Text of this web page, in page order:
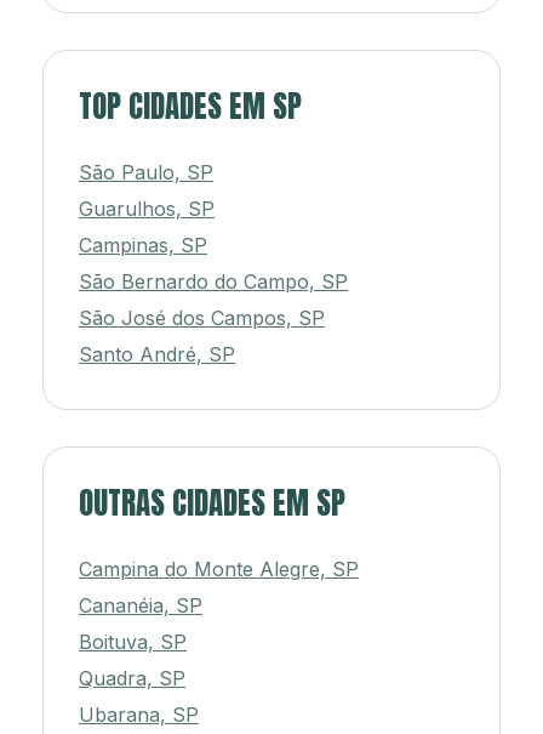
TOP CIDADES EM SP
São Paulo, SP
Guarulhos, SP
Campinas, SP
São Bernardo do Campo, SP
São José dos Campos, SP
Santo André, SP
OUTRAS CIDADES EM SP
Campina do Monte Alegre, SP
Cananéia, SP
Boituva, SP
Quadra, SP
Ubarana, SP